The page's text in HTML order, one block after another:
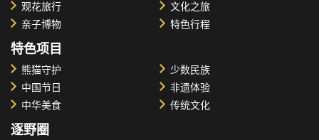
观花旅行
文化之旅
亲子博物
特色行程
特色项目
熊猫守护
少数民族
中国节日
非遗体验
中华美食
传统文化
逐野圈